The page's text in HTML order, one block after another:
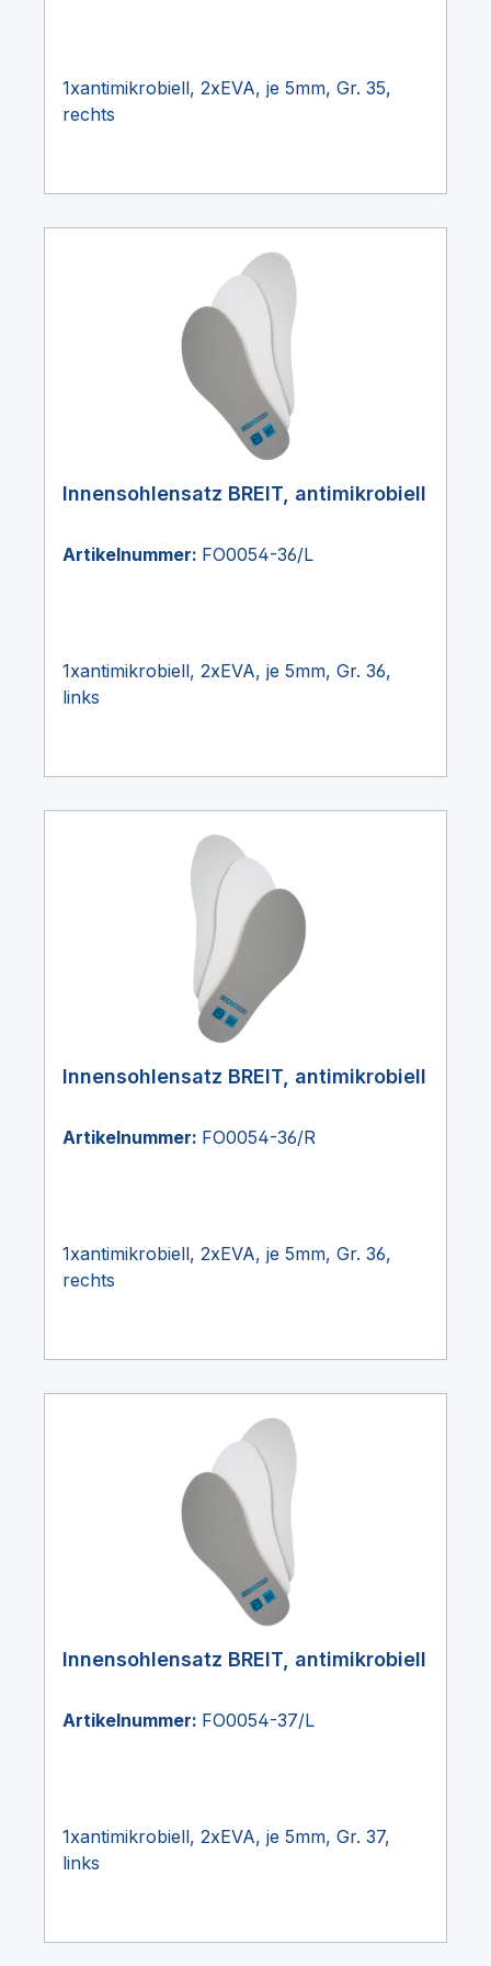
1xantimikrobiell, 2xEVA, je 5mm, Gr. 35,
rechts
Innensohlensatz BREIT, antimikrobiell
Artikelnummer: FO0054-36/L
1xantimikrobiell, 2xEVA, je 5mm, Gr. 36,
links
Innensohlensatz BREIT, antimikrobiell
Artikelnummer: FO0054-36/R
1xantimikrobiell, 2xEVA, je 5mm, Gr. 36,
rechts
Innensohlensatz BREIT, antimikrobiell
Artikelnummer: FO0054-37/L
1xantimikrobiell, 2xEVA, je 5mm, Gr. 37,
links